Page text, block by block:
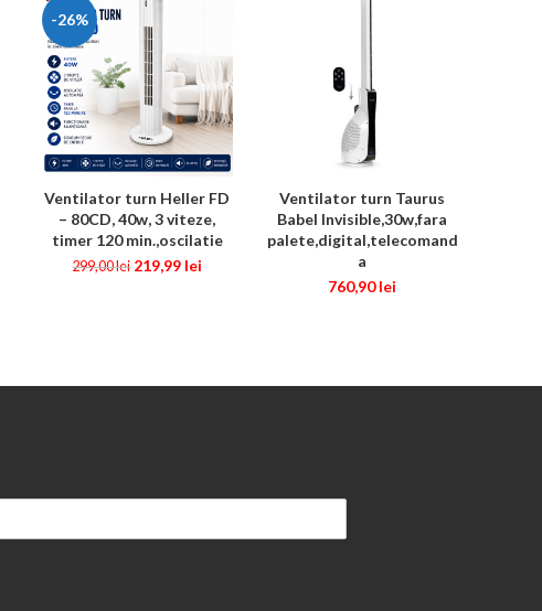
-26%
ADAUGĂ ÎN COȘ
Ventilator turn Heller FD
– 80CD, 40w, 3 viteze,
timer 120 min.,oscilatie
299,00lei 219,99 lei
ADAUGĂ ÎN COȘ
Ventilator turn Taurus
Babel Invisible,30w,fara
palete,digital,telecomand
a
760,90lei